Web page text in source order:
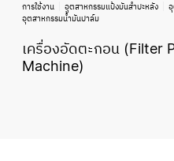
การใช้งาน
อุตสาหกรรมแป้งมันสำปะหลัง
อุตสาหกรรมน้ำมันปาล์ม
เครื่องอัดตะกอน (Filter
Machine)